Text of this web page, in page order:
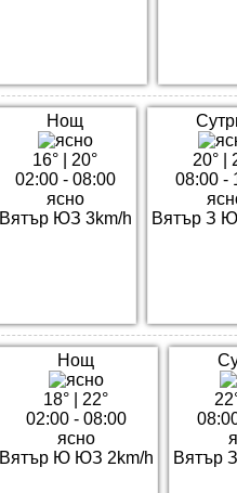
Нощ
16°
20°
02:00 - 08:00
ясно
Вятър ЮЗ 3km/h
20°
08:00 -
Вятър З
Нощ
18°
22°
02:00 - 08:00
ясно
Вятър Ю ЮЗ 2km/h
Вятър